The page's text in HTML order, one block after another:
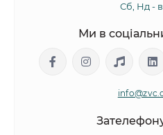
Сб, Нд -
Ми в